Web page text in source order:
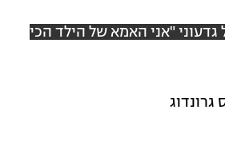
"אני האמא של הילד הכי